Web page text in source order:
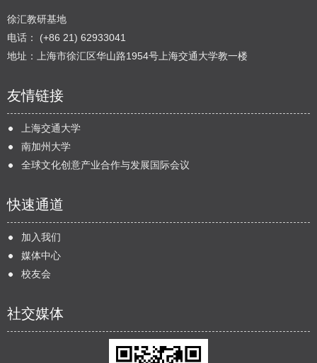
徐汇教研基地
电话： (+86 21) 62933041
地址：上海市徐汇区华山路1954号上海交通大学教一楼
友情链接
上海交通大学
南加州大学
全球文化创意产业合作与发展国际会议
快速通道
加入我们
媒体中心
校友会
社交媒体